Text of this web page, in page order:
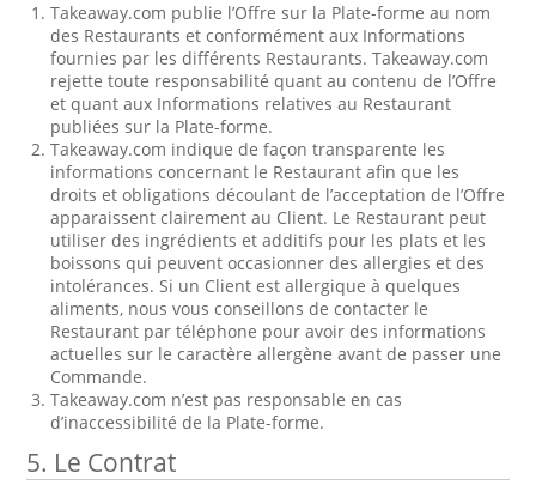
Takeaway.com publie l’Offre sur la Plate-forme au nom
des Restaurants et conformément aux Informations
fournies par les différents Restaurants. Takeaway.com
rejette toute responsabilité quant au contenu de l’Offre
et quant aux Informations relatives au Restaurant
publiées sur la Plate-forme.
Takeaway.com indique de façon transparente les
informations concernant le Restaurant afin que les
droits et obligations découlant de l’acceptation de l’Offre
apparaissent clairement au Client. Le Restaurant peut
utiliser des ingrédients et additifs pour les plats et les
boissons qui peuvent occasionner des allergies et des
intolérances. Si un Client est allergique à quelques
aliments, nous vous conseillons de contacter le
Restaurant par téléphone pour avoir des informations
actuelles sur le caractère allergène avant de passer une
Commande.
Takeaway.com n’est pas responsable en cas
d’inaccessibilité de la Plate-forme.
5. Le Contrat